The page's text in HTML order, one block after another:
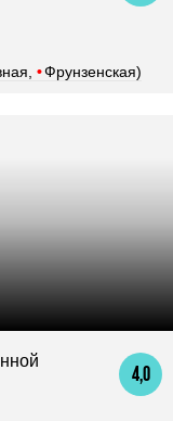
•Фрунзенская)
4,0